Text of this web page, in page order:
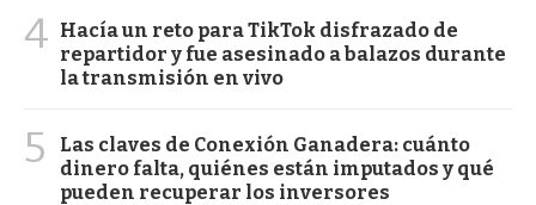
4 Hacía un reto para TikTok disfrazado de
repartidor y fue asesinado a balazos durante
la transmisión en vivo
5
Las claves de Conexión Ganadera: cuánto
dinero falta, quiénes están imputados y qué
pueden recuperar los inversores